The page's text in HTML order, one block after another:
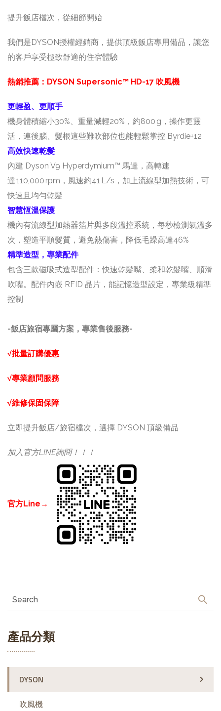
產品分類
DYSON
吹風機
提升飯店檔次，從細節開始
我們是DYSON授權經銷商，提供頂級飯店專用備品，讓您
的客戶享受極致舒適的住宿體驗
熱銷推薦：DYSON Supersonic™ HD-17 吹風機
更輕盈、更順手
機身體積縮小30%、重量減輕20%，約800 g，操作更靈
活，連後腦、髮根這些難吹部位也能輕鬆掌控 Byrdie+12
高效快速乾髮
內建 Dyson V9 Hyperdymium™ 馬達，高轉速
達 110,000 rpm，風速約41 L/s，加上流線型加熱技術，可
快速且均勻乾髮
智慧恆溫保護
機內有流線型加熱器箔片與多段溫控系統，每秒檢測氣溫多
次，塑造平順髮質，避免熱傷害，降低毛躁高達46%
精準造型，專業配件
包含三款磁吸式造型配件：快速乾髮嘴、柔和乾髮嘴、順滑
吹嘴。配件內嵌 RFID 晶片，能記憶造型設定，專業級精準
控制
-飯店旅宿專屬方案，專業售後服務-
√批量訂購優惠
√專業顧問服務
√維修保固保障
立即提升飯店/旅宿檔次，選擇 DYSON 頂級備品
加入官方LINE詢問！！！
官方Line→